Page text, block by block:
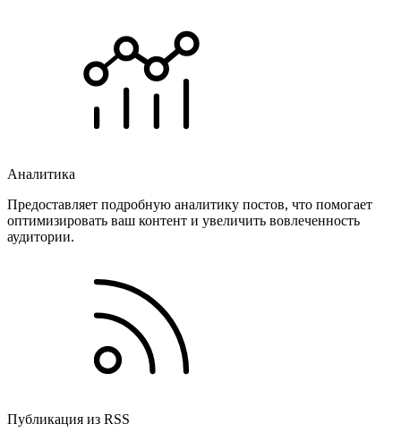
Аналитика
Предоставляет подробную аналитику постов, что помогает
оптимизировать ваш контент и увеличить вовлеченность
аудитории.
Публикация из RSS